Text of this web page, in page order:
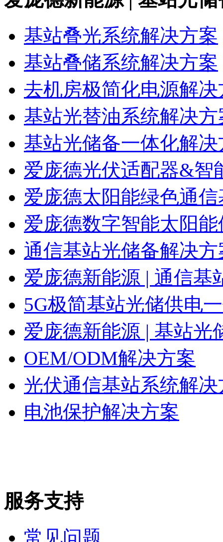
基站叠光系统解决方案
基站叠储系统解决方案
去机房极简化电源解决
基站光替油系统解决方
基站光储备一体化解决
爱庞德光伏适配器&智
爱庞德太阳能绿色通
爱庞德数字智能太阳
通信基站光储备解决方
爱庞德新能源 | 通信基
5G极简基站光储供电
爱庞德新能源 | 基站光
OEM/ODM解决方案
光伏通信基站系统解决
电池保护解决方案
服务支持
常见问题